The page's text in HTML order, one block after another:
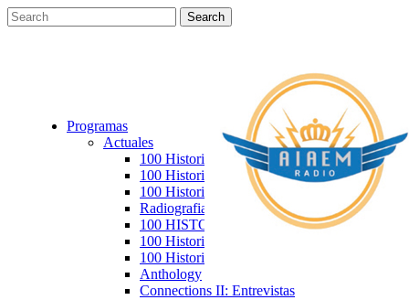
Programas
Actuales
100 Historias VI – Sexto código
100 Historias V – Quinto Aniversario
100 Historias IV – Cuarta Galaxia
Radiografias
100 HISTORIAS: III VÍA
100 Historias. Segunda Dimensión
100 Historias
Anthology
Connections II: Entrevistas